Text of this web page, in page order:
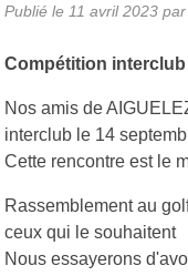
Publié le 11 avril 2023
Compétition interclub
Nos amis de
interclub le 14
Cette rencontre est le
Rassemblement au
ceux qui le souhaitent
Nous essayerons